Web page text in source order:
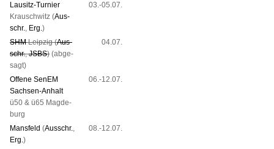
Lau­sitz-Tur­nier
Krausch­witz (Aus­
schr., Erg.)
03.-05.07.
SHMLeip­zig (Aus­
schr.,JSBS) (ab­ge­
sagt)
04.07.
Offene SenEM
Sach­sen-An­halt
ü50 & ü65 Mag­de­
burg
06.-12.07.
Mans­feld (Aus­schr.,
Erg.)
08.-12.07.